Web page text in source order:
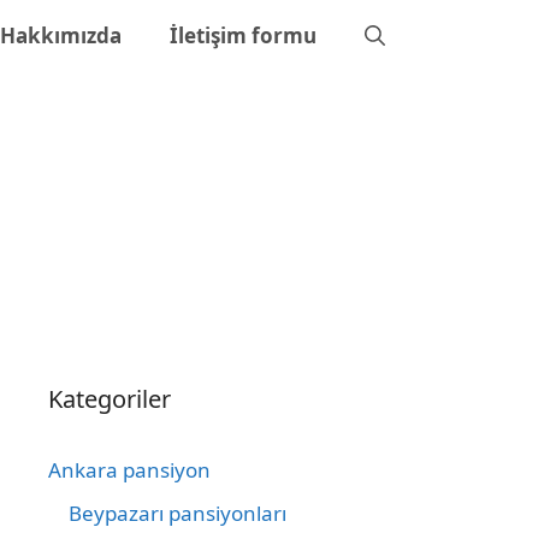
Hakkımızda İletişim formu
Kategoriler
Ankara pansiyon
Beypazarı pansiyonları